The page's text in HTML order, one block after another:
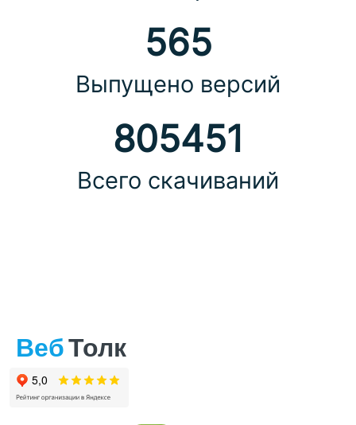
565
Выпущено версий
805451
Всего скачиваний